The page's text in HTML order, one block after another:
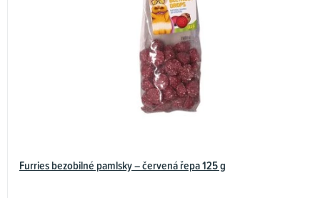
Furries bezobilné pamlsky – červená řepa 125 g